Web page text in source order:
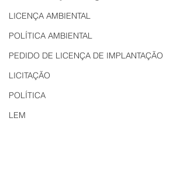
LICENÇA AMBIENTAL
POLÍTICA AMBIENTAL
PEDIDO DE LICENÇA DE IMPLANTAÇÃO
LICITAÇÃO
POLÍTICA
LEM